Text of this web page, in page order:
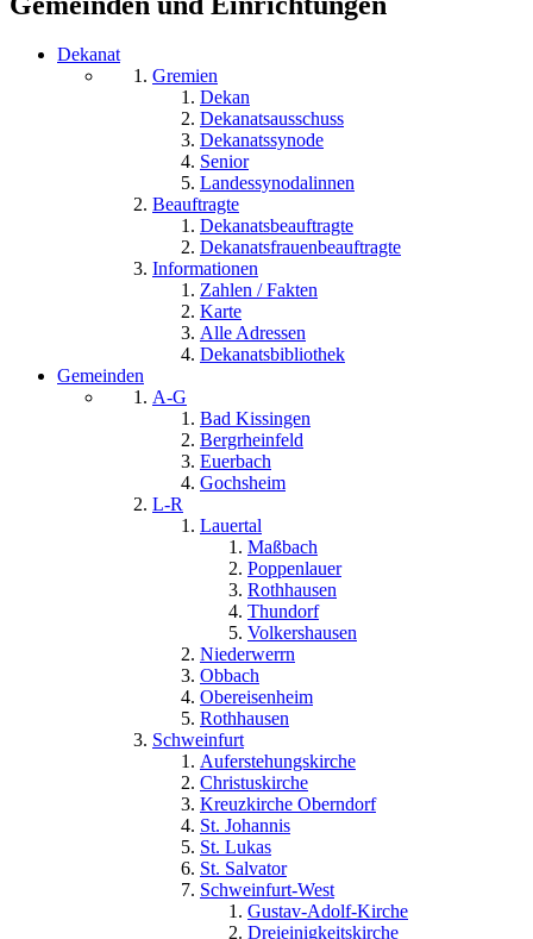
Dekanat
Gremien
Dekan
Dekanatsausschuss
Dekanatssynode
Senior
Landessynodalinnen
Beauftragte
Dekanatsbeauftragte
Dekanatsfrauenbeauftragte
Informationen
Zahlen / Fakten
Karte
Alle Adressen
Dekanatsbibliothek
Gemeinden
A-G
Bad Kissingen
Bergrheinfeld
Euerbach
Gochsheim
L-R
Lauertal
Maßbach
Poppenlauer
Rothhausen
Thundorf
Volkershausen
Niederwerrn
Obbach
Obereisenheim
Rothhausen
Schweinfurt
Auferstehungskirche
Christuskirche
Kreuzkirche Oberndorf
St. Johannis
St. Lukas
St. Salvator
Schweinfurt-West
Gustav-Adolf-Kirche
Dreieinigkeitskirche